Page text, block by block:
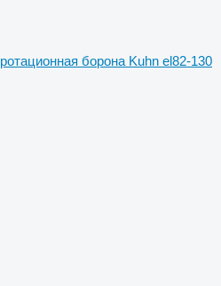
ротационная борона Kuhn el82-130